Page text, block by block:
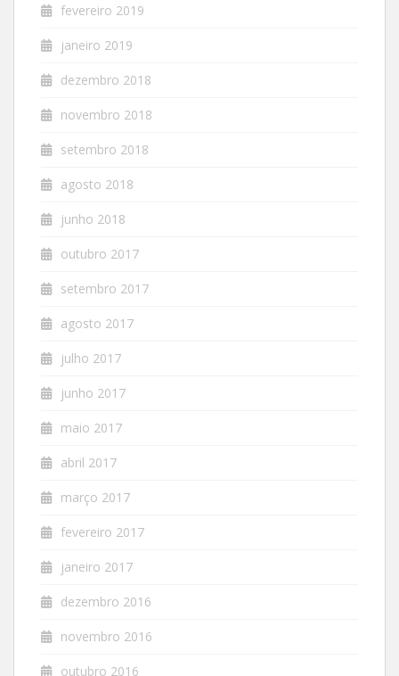
fevereiro 2019
janeiro 2019
dezembro 2018
novembro 2018
setembro 2018
agosto 2018
junho 2018
outubro 2017
setembro 2017
agosto 2017
julho 2017
junho 2017
maio 2017
abril 2017
março 2017
fevereiro 2017
janeiro 2017
dezembro 2016
novembro 2016
outubro 2016